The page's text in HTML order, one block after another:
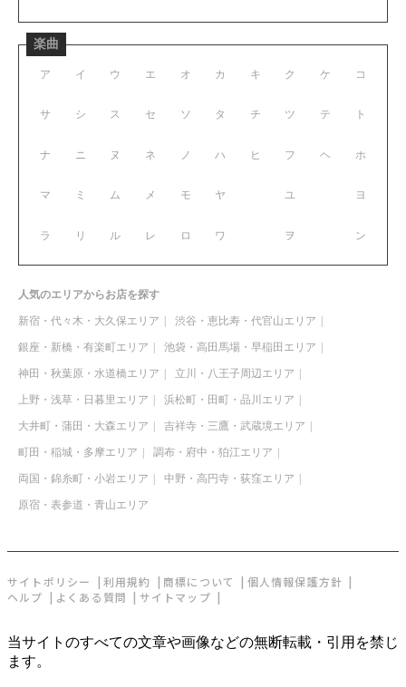
楽曲
ア イ ウ エ オ
サ シ ス セ ソ
ナ ニ ヌ ネ ノ
マ ミ ム メ モ
ラ リ ル レ ロ
カ キ ク ケ コ
タ チ ツ テ ト
ハ ヒ フ ヘ ホ
ヤ ユ ヨ
ワ ヲ ン
人気のエリアからお店を探す
新宿・代々木・大久保エリア 渋谷・恵比寿・代官山エリア
銀座・新橋・有楽町エリア 池袋・高田馬場・早稲田エリア
神田・秋葉原・水道橋エリア 立川・八王子周辺エリア
上野・浅草・日暮里エリア 浜松町・田町・品川エリア
大井町・蒲田・大森エリア 吉祥寺・三鷹・武蔵境エリア
町田・稲城・多摩エリア 調布・府中・狛江エリア
両国・錦糸町・小岩エリア 中野・高円寺・荻窪エリア
原宿・表参道・青山エリア
サイトポリシー 利用規約 商標について
個人情報保護方針
ヘルプ
よくある質問 サイトマップ
当サイトのすべての文章や画像などの無断転載・引用を禁じ
ます。